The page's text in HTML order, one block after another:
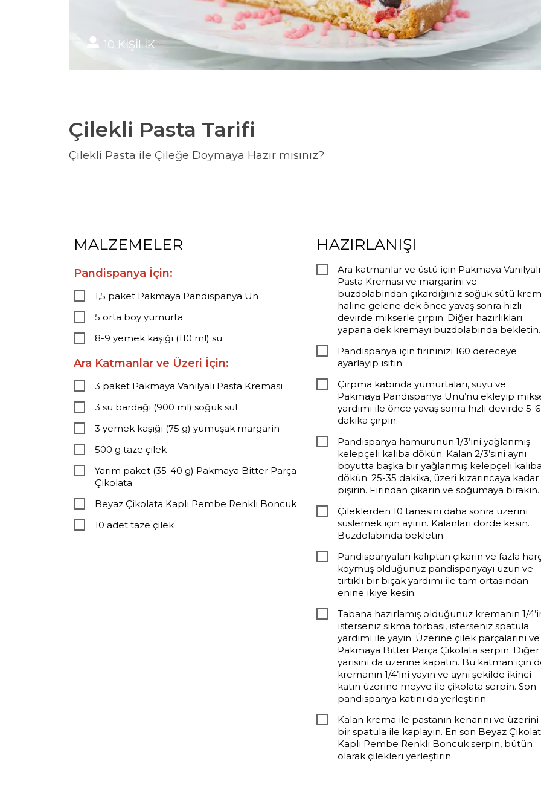
10 KİŞİLİK
Çilekli Pasta Tarifi
Çilekli Pasta ile Çileğe Doymaya Hazır mısınız?
MALZEMELER
Pandispanya İçin:
1,5 paket Pakmaya Pandispanya Un
5 orta boy yumurta
8-9 yemek kaşığı (110 ml) su
Ara Katmanlar ve Üzeri İçin:
3 paket Pakmaya Vanilyalı Pasta Kreması
3 su bardağı (900 ml) soğuk süt
3 yemek kaşığı (75 g) yumuşak margarin
500 g taze çilek
Yarım paket (35-40 g) Pakmaya Bitter Parça
Çikolata
Beyaz Çikolata Kaplı Pembe Renkli Boncuk
10 adet taze çilek
HAZIRLANIŞI
Ara katmanlar ve üstü için Pakmaya Vanilyalı
Pasta Kreması ve margarini ve
buzdolabından çıkardığınız soğuk sütü krem
haline gelene dek önce yavaş sonra hızlı
devirde mikserle çırpın. Diğer hazırlıkları
yapana dek kremayı buzdolabında bekletin.
Pandispanya için fırınınızı 160 dereceye
ayarlayıp ısıtın.
Çırpma kabında yumurtaları, suyu ve
Pakmaya Pandispanya Unu’nu ekleyip
yardımı ile önce yavaş sonra hızlı devirde 5-6
dakika çırpın.
Pandispanya hamurunun 1/3’ini yağlanmış
kelepçeli kalıba dökün. Kalan 2/3’sini aynı
boyutta başka bir yağlanmış kelepçeli kalıba
dökün. 25-35 dakika, üzeri kızarıncaya kadar
pişirin. Fırından çıkarın ve soğumaya bırakın.
Çileklerden 10 tanesini daha sonra üzerini
süslemek için ayırın. Kalanları dörde kesin.
Buzdolabında bekletin.
Pandispanyaları kalıptan çıkarın ve fazla
koymuş olduğunuz pandispanyayı uzun ve
tırtıklı bir bıçak yardımı ile tam ortasından
enine ikiye kesin.
Tabana hazırlamış olduğunuz kremanın 1/
isterseniz sıkma torbası, isterseniz spatula
yardımı ile yayın. Üzerine çilek parçalarını ve
Pakmaya Bitter Parça Çikolata serpin. Diğer
yarısını da üzerine kapatın. Bu katman için
kremanın 1/4’ini yayın ve aynı şekilde ikinci
katın üzerine meyve ile çikolata serpin. Son
pandispanya katını da yerleştirin.
Kalan krema ile pastanın kenarını ve üzerini
bir spatula ile kaplayın. En son Beyaz
Kaplı Pembe Renkli Boncuk serpin, bütün
olarak çilekleri yerleştirin.